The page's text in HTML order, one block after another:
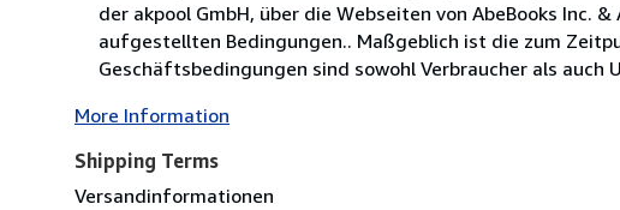
der akpool GmbH, über die Webseiten von AbeBooks Inc.
aufgestellten Bedingungen.. Maßgeblich ist die zum
Geschäftsbedingungen sind sowohl Verbraucher als auch
More Information
Shipping Terms
Versandinformationen